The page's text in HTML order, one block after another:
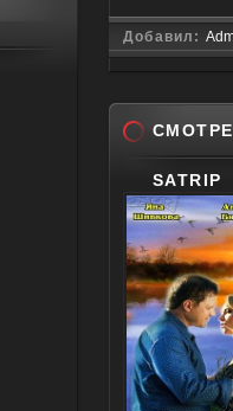
Добавил:
SATRIP